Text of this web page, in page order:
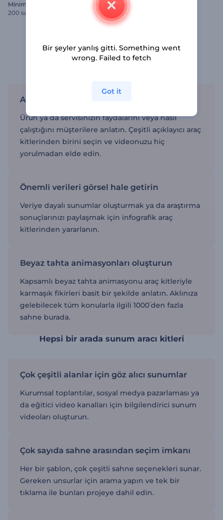
Minimal Sosyal Tipografi
200 sahneler
Çiçekli Fotoğraf Galerisi
20 sahneler
Bilgilendirici sunum videolarını internet
üzerinden oluşturun
Açıklayıcı animasyon videoları oluşturun
Ürün ya da servisinizin faydalarını veya nasıl
çalıştığını müşterilere anlatın. Çeşitli açıklayıcı araç
kitlerinden birini seçin ve videonuzu hiç
yorulmadan elde edin.
Önemli verileri görsel hale getirin
Veriye dayalı sunumlar oluşturmak ya da araştırma
sonuçlarınızı paylaşmak için infografik araç
kitlerinden yararlanın.
Beyaz tahta animasyonları oluşturun
Kapsamlı beyaz tahta animasyonu araç kitleriyle
karmaşık fikirleri basit bir şekilde anlatın. Aklınıza
gelebilecek tüm konularla ilgili 1000՛den fazla
sahne burada.
Hepsi bir arada sunum aracı kitleri
Çok çeşitli alanlar için göz alıcı sunumlar
Kurumsal toplantılar, sosyal medya pazarlaması ya
da eğitici video kanalları için bilgilendirici sunum
videoları oluşturun.
Çok sayıda sahne arasından seçim imkanı
Her bir şablon, çok çeşitli sahne seçenekleri sunar.
Gereken unsurlar için arama yapın ve tek bir
tıklama ile bunları projeye dahil edin.
Bir şeyler yanlış gitti. Something went
wrong. Failed to fetch
Got it